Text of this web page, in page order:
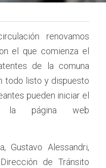
renovamos
el que comienza el
de la comuna
todo listo y dispuesto
pueden iniciar el
Gustavo Alessandri,
de Tránsito